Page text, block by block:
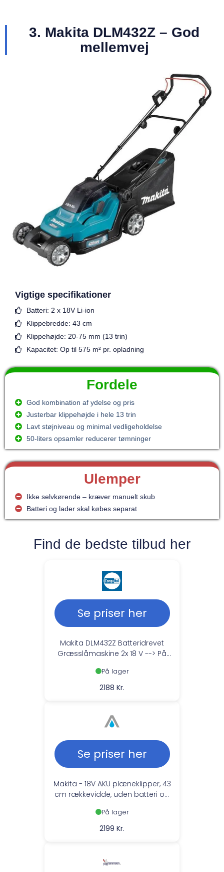
3. Makita DLM432Z – God
mellemvej
Vigtige specifikationer
Batteri: 2 x 18V Li-ion
Klippebredde: 43 cm
Klippehøjde: 20-75 mm (13 trin)
Kapacitet: Op til 575 m² pr. opladning
Fordele
God kombination af ydelse og pris
Justerbar klippehøjde i hele 13 trin
Lavt støjniveau og minimal vedligeholdelse
50-liters opsamler reducerer tømninger
Ulemper
Ikke selvkørende – kræver manuelt skub
Batteri og lader skal købes separat
Find de bedste tilbud her
Se priser her
Makita DLM432Z Batteridrevet
Græsslåmaskine 2x 18 V --> På
2026
På lager
2188 Kr.
Se priser her
Makita - 18V AKU plæneklipper, 43
cm rækkevidde, uden batteri og
På lager
2199 Kr.